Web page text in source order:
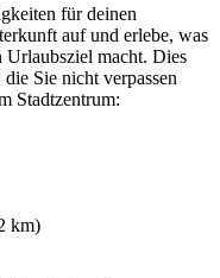
für deinen
auf und erlebe, was
macht. Dies
Sie nicht verpassen
Stadtzentrum:
km)